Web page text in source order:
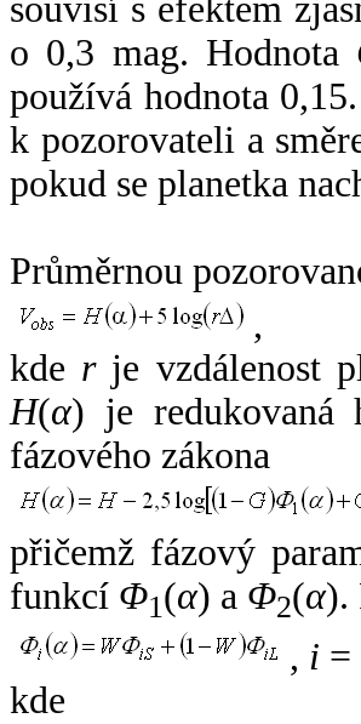
souvisí s efektem
o 0,3 mag. Hodnota
používá hodnota
k pozorovateli a
pokud se planetka
Průměrnou
,
kde rje vzdálenost
H(α) je redukovaná
fázového zákona
přičemž fázový
funkcí Φ1(α) a Φ2(α).
, i =
kde